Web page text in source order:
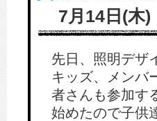
7月14日(木)
先日、照明デザ
キッズ、メン
者さんも参加す
始めたので子供